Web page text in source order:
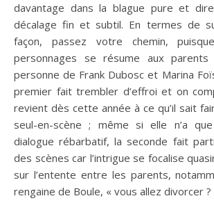
davantage dans la blague pure et
décalage fin et subtil. En termes de
façon, passez votre chemin,
personnages se résume aux
personne de Frank Dubosc et Marina
premier fait trembler d’effroi et on
revient dès cette année à ce qu’il sait
seul-en-scène ; même si elle n’a
dialogue rébarbatif, la seconde fait
des scènes car l’intrigue se focalise
sur l’entente entre les parents,
rengaine de Boule, « vous allez divorcer ?